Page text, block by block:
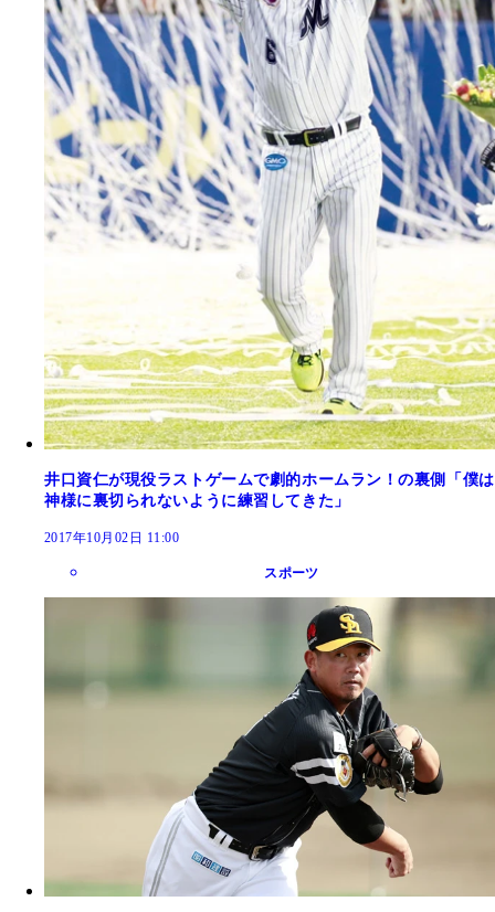
井口資仁が現役ラストゲームで劇的ホームラン！の裏側「僕は
神様に裏切られないように練習してきた」
2017年10月02日 11:00
スポーツ